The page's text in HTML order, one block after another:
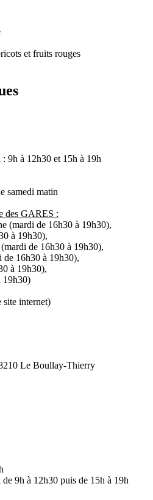
et fruits rouges
9h à 12h30 et 15h à 19h
samedi matin
des GARES :
(mardi de 16h30 à 19h30),
à 19h30),
de 16h30 à 19h30),
de 16h30 à 19h30),
à 19h30),
19h30)
site internet)
Le Boullay-Thierry
9h à 12h30 puis de 15h à 19h